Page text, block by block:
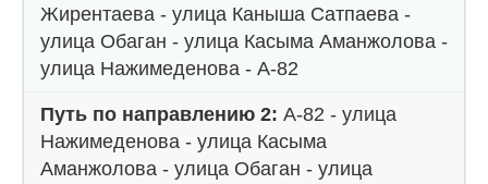
Жирентаева - улица Каныша Сатпаева -
улица Обаган - улица Касыма Аманжолова -
улица Нажимеденова - А-82
Путь по направлению 2: А-82 - улица
Нажимеденова - улица Касыма
Аманжолова - улица Обаган - улица